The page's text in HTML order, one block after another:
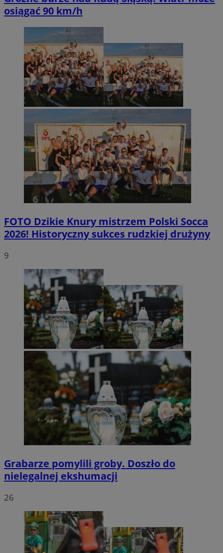
osiągać 90 km/h
FOTO Dzikie Knury mistrzem Polski Socca
2026! Historyczny sukces rudzkiej drużyny
9
Grabarze pomylili groby. Doszło do
nielegalnej ekshumacji
26